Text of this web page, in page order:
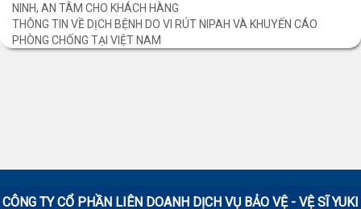
NINH, AN TÂM CHO KHÁCH HÀNG
THÔNG TIN VỀ DỊCH BỆNH DO VI RÚT NIPAH VÀ KHUYẾN CÁO
PHÒNG CHỐNG TẠI VIỆT NAM
CÔNG TY CỔ PHẦN LIÊN DOANH DỊCH VỤ BẢO VỆ - VỆ SĨYUKI